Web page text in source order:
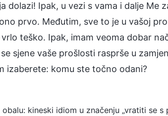
dolazi! Ipak, u vezi s vama i dalje
prvo. Međutim, sve to je u vašoj
teško. Ipak, imam veoma dobar
sjene vaše prošlosti rasprše u
izaberete: komu ste točno odani?
kineski idiom u značenju „vratiti se s